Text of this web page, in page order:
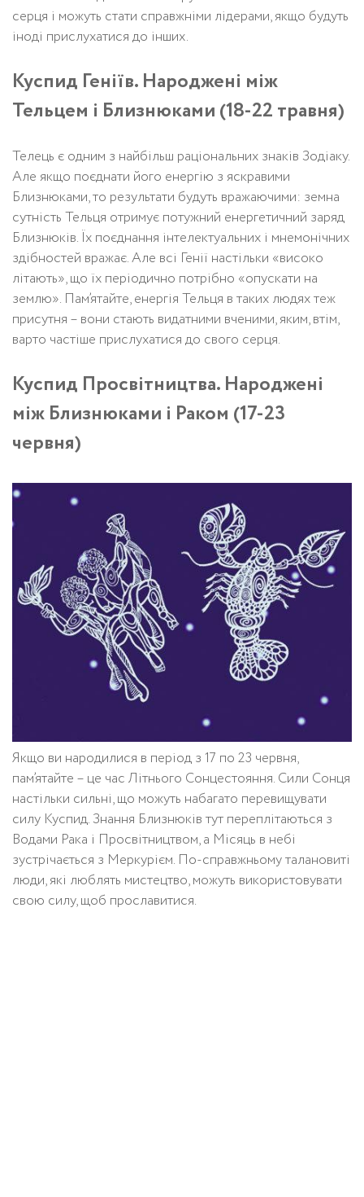
серця і можуть стати справжніми лідерами, якщо будуть
іноді прислухатися до інших.
Куспид Геніїв. Народжені між
Тельцем і Близнюками (18-22 травня)
Телець є одним з найбільш раціональних знаків Зодіаку.
Але якщо поєднати його енергію з яскравими
Близнюками, то результати будуть вражаючими: земна
сутність Тельця отримує потужний енергетичний заряд
Близнюків. Їх поєднання інтелектуальних і мнемонічних
здібностей вражає. Але всі Генії настільки «високо
літають», що їх періодично потрібно «опускати на
землю». Пам’ятайте, енергія Тельця в таких людях теж
присутня – вони стають видатними вченими, яким, втім,
варто частіше прислухатися до свого серця.
Куспид Просвітництва. Народжені
між Близнюками і Раком (17-23
червня)
Якщо ви народилися в період з 17 по 23 червня,
пам’ятайте – це час Літнього Сонцестояння. Сили Сонця
настільки сильні, що можуть набагато перевищувати
силу Куспид. Знання Близнюків тут переплітаються з
Водами Рака і Просвітництвом, а Місяць в небі
зустрічається з Меркурієм. По-справжньому талановиті
люди, які люблять мистецтво, можуть використовувати
свою силу, щоб прославитися.